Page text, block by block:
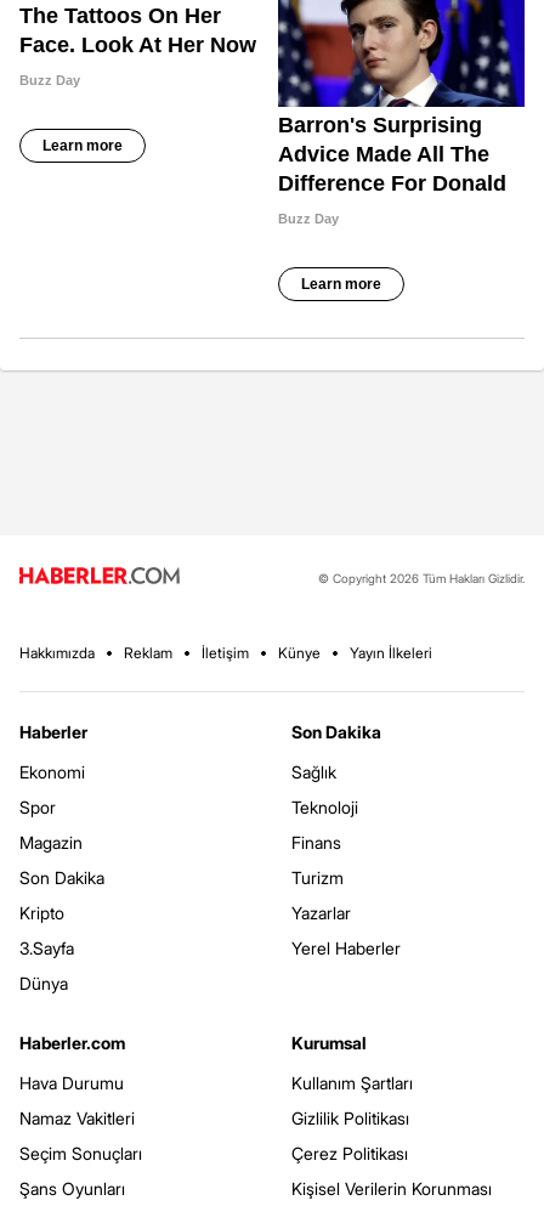
© Copyright 2026 Tüm Hakları Gizlidir.
Hakkımızda Reklam İletişim Künye Yayın İlkeleri
Haberler
Ekonomi
Spor
Magazin
Son Dakika
Kripto
3.Sayfa
Dünya
Son Dakika
Sağlık
Teknoloji
Finans
Turizm
Yazarlar
Yerel Haberler
Haberler.com
Hava Durumu
Namaz Vakitleri
Seçim Sonuçları
Şans Oyunları
Kurumsal
Kullanım Şartları
Gizlilik Politikası
Çerez Politikası
Kişisel Verilerin Korunması